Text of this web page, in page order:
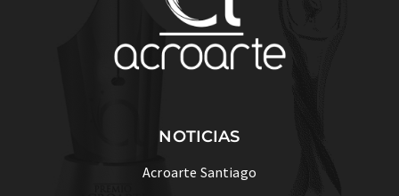
NOTICIAS
Acroarte Santiago